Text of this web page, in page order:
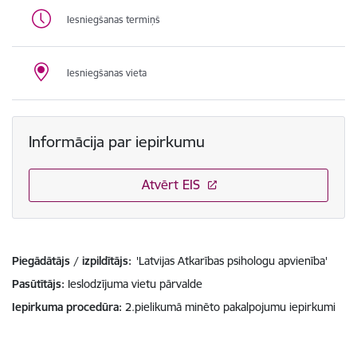
Iesniegšanas termiņš
Iesniegšanas vieta
Informācija par iepirkumu
Atvērt EIS
Piegādātājs / izpildītājs: 'Latvijas Atkarības psihologu apvienība'
Pasūtītājs Ieslodzījuma vietu pārvalde
Iepirkuma procedūra 2.pielikumā minēto pakalpojumu iepirkumi